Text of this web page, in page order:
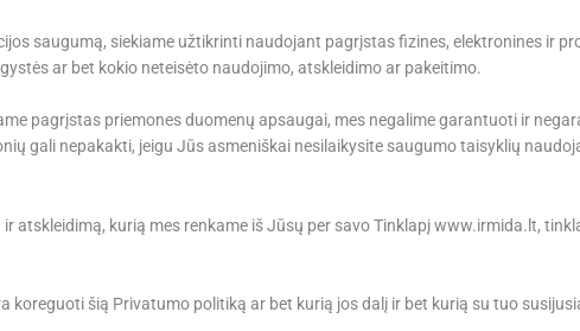
saugumą, siekiame užtikrinti naudojant pagrįstas fizines, elektronines ir
ar bet kokio neteisėto naudojimo, atskleidimo ar pakeitimo.
pagrįstas priemones duomenų apsaugai, mes negalime garantuoti ir
gali nepakakti, jeigu Jūs asmeniškai nesilaikysite saugumo taisyklių
kurią mes renkame iš Jūsų per savo Tinklapį www.irmida.lt,
šią Privatumo politiką ar bet kurią jos dalį ir bet kurią su tuo